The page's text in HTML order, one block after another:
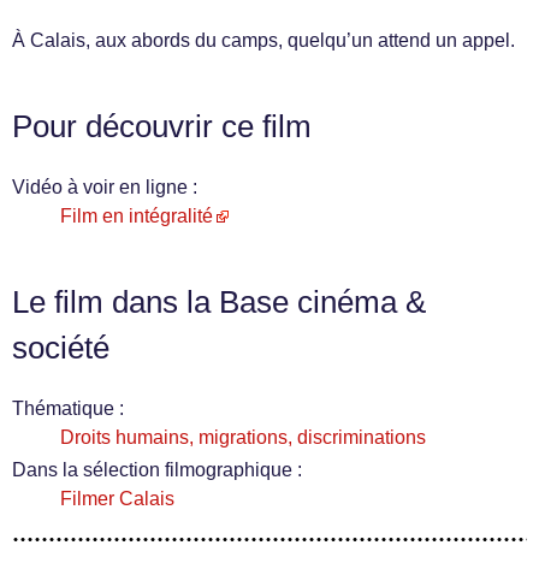
À Calais, aux abords du camps, quelqu’un attend un appel.
Pour découvrir ce film
Vidéo à voir en ligne :
Film en intégralité
Le film dans la Base cinéma &
société
Thématique :
Droits humains, migrations, discriminations
Dans la sélection filmographique :
Filmer Calais